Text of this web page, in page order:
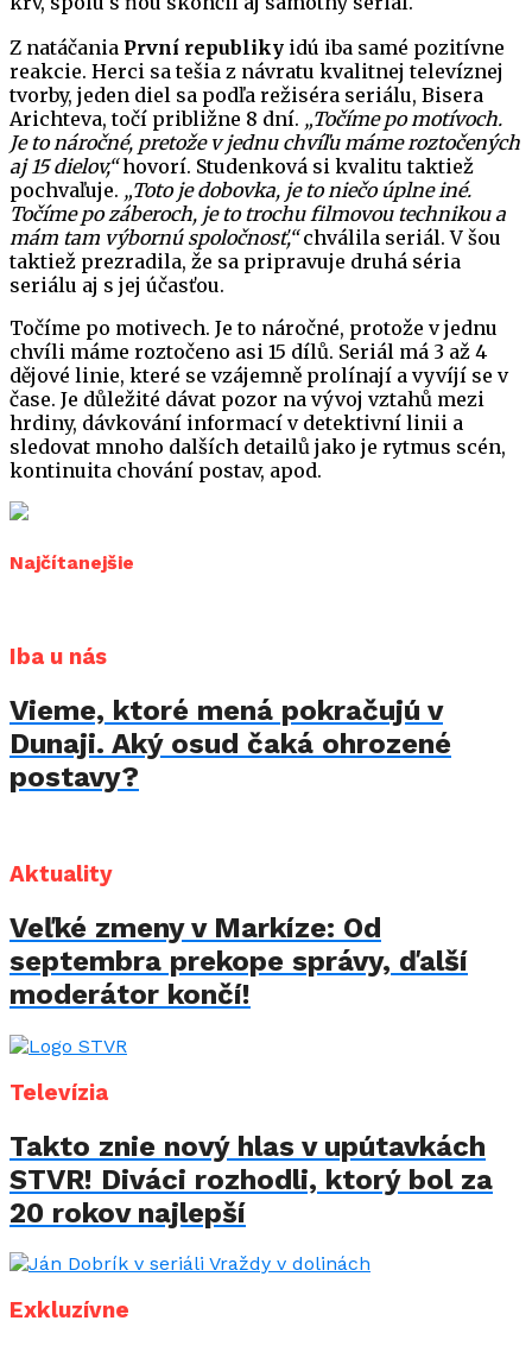
Z natáčania První republiky idú iba samé pozitívne
reakcie. Herci sa tešia z návratu kvalitnej televíznej
tvorby, jeden diel sa podľa režiséra seriálu, Bisera
Arichteva, točí približne 8 dní. „Točíme po motívoch.
Je to náročné, pretože v jednu chvíľu máme roztočených
aj 15 dielov,“hovorí. Studenková si kvalitu taktiež
pochvaľuje. „Toto je dobovka, je to niečo úplne iné.
Točíme po záberoch, je to trochu filmovou technikou a
mám tam výbornú spoločnosť,“chválila seriál. V šou
taktiež prezradila, že sa pripravuje druhá séria
seriálu aj s jej účasťou.
Točíme po motivech. Je to náročné, protože v jednu
chvíli máme roztočeno asi 15 dílů. Seriál má 3 až 4
dějové linie, které se vzájemně prolínají a vyvíjí se v
čase. Je důležité dávat pozor na vývoj vztahů mezi
hrdiny, dávkování informací v detektivní linii a
sledovat mnoho dalších detailů jako je rytmus scén,
kontinuita chování postav, apod.
Najčítanejšie
Iba u nás
Vieme, ktoré mená pokračujú v
Dunaji. Aký osud čaká ohrozené
postavy?
Aktuality
Veľké zmeny v Markíze: Od
septembra prekope správy, ďalší
moderátor končí!
Televízia
Takto znie nový hlas v upútavkách
STVR! Diváci rozhodli, ktorý bol za
20 rokov najlepší
Exkluzívne